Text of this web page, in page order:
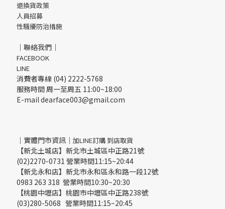
退換貨政策
人員招募
性騷擾防治措施
｜聯絡我們｜
FACEBOOK
LINE
消費者專線 (04) 2222-5768
服務時間 周一至周五 11:00~18:00
E-mail dearface003@gmail.com
｜實體門市資訊｜ 加LINE訂購 到店取貨
【新北土城店】新北市土城區中正路21號
(02)2270-0731 營業時間11:15~20:44
【新北永和店】新北市永和區永和路一段12號
0983 263 318 營業時間10:30~20:30
【桃園中壢店】桃園市中壢區中正路238號
(03)280-5068 營業時間11:15~20:45